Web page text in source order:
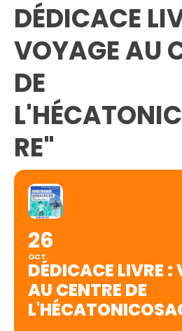
DÉDICACE
VOYAGE AU
DE
RE"
26
OCT.
DÉDICACE LIVRE :
AU CENTRE DE